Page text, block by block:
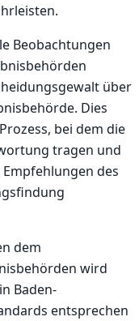
Beobachtungen
über
Dies
bei dem die
tragen und
des
dem
wird
Baden-
entsprechen